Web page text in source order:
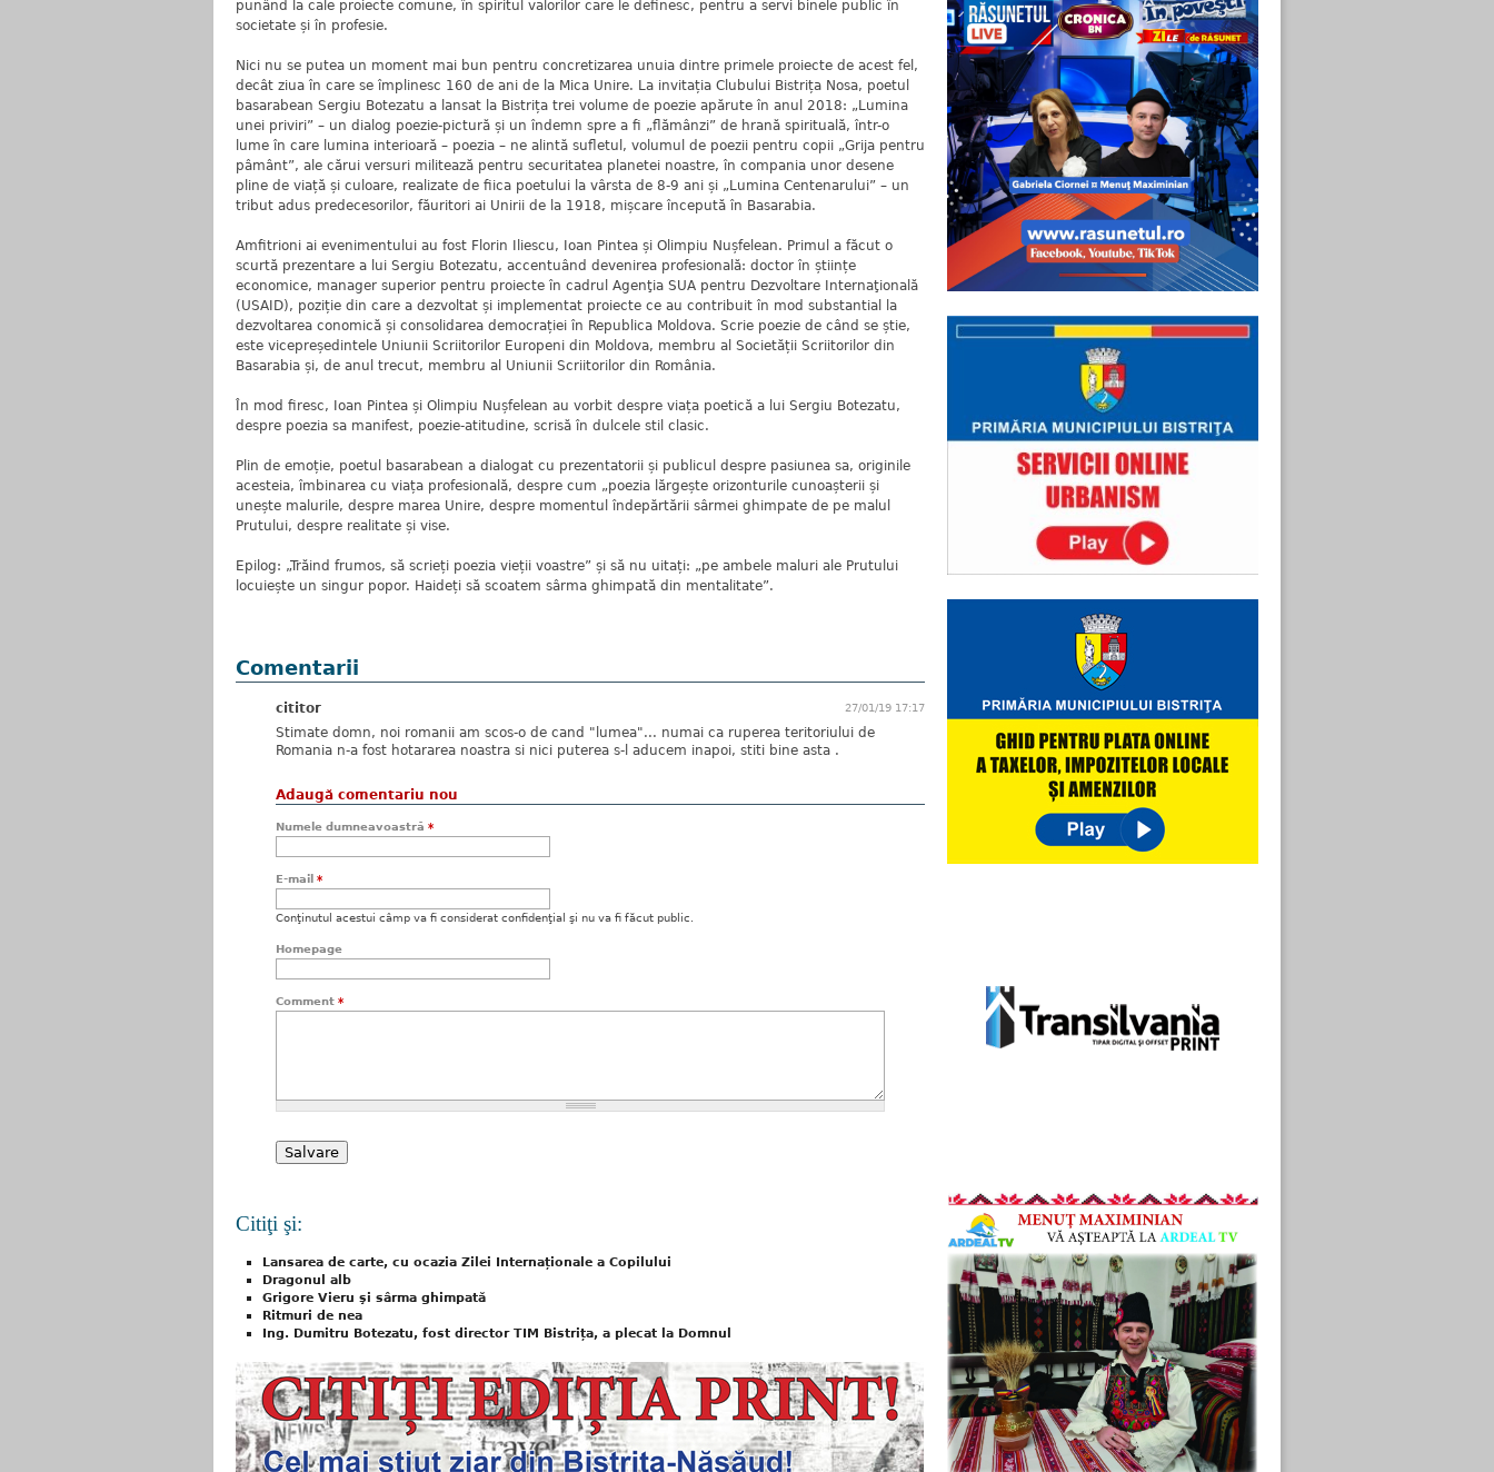
punând la cale proiecte comune, în spiritul valorilor care le definesc, pentru a servi binele public în
societate și în profesie.
Nici nu se putea un moment mai bun pentru concretizarea unuia dintre primele proiecte de acest fel,
decât ziua în care se împlinesc 160 de ani de la Mica Unire. La invitația Clubului Bistrița Nosa, poetul
basarabean Sergiu Botezatu a lansat la Bistrița trei volume de poezie apărute în anul 2018: „Lumina
unei priviri” – un dialog poezie-pictură și un îndemn spre a fi „flămânzi” de hrană spirituală, într-o
lume în care lumina interioară – poezia – ne alintă sufletul, volumul de poezii pentru copii „Grija pentru
pâmânt”, ale cărui versuri militează pentru securitatea planetei noastre, în compania unor desene
pline de viață și culoare, realizate de fiica poetului la vârsta de 8-9 ani și „Lumina Centenarului” – un
tribut adus predecesorilor, făuritori ai Unirii de la 1918, mișcare începută în Basarabia.
Amfitrioni ai evenimentului au fost Florin Iliescu, Ioan Pintea și Olimpiu Nușfelean. Primul a făcut o
scurtă prezentare a lui Sergiu Botezatu, accentuând devenirea profesională: doctor în științe
economice, manager superior pentru proiecte în cadrul Agenţia SUA pentru Dezvoltare Internaţională
(USAID), poziție din care a dezvoltat și implementat proiecte ce au contribuit în mod substantial la
dezvoltarea conomică și consolidarea democrației în Republica Moldova. Scrie poezie de când se știe,
este vicepreședintele Uniunii Scriitorilor Europeni din Moldova, membru al Societății Scriitorilor din
Basarabia și, de anul trecut, membru al Uniunii Scriitorilor din România.
În mod firesc, Ioan Pintea și Olimpiu Nușfelean au vorbit despre viața poetică a lui Sergiu Botezatu,
despre poezia sa manifest, poezie-atitudine, scrisă în dulcele stil clasic.
Plin de emoție, poetul basarabean a dialogat cu prezentatorii și publicul despre pasiunea sa, originile
acesteia, îmbinarea cu viața profesională, despre cum „poezia lărgește orizonturile cunoașterii și
unește malurile, despre marea Unire, despre momentul îndepărtării sârmei ghimpate de pe malul
Prutului, despre realitate și vise.
Epilog: „Trăind frumos, să scrieți poezia vieții voastre” și să nu uitați: „pe ambele maluri ale Prutului
locuiește un singur popor. Haideți să scoatem sârma ghimpată din mentalitate”.
Comentarii
27/01/19 17:17
cititor
Stimate domn, noi romanii am scos-o de cand "lumea"... numai ca ruperea teritoriului de
Romania n-a fost hotararea noastra si nici puterea s-l aducem inapoi, stiti bine asta .
Adaugă comentariu nou
Numele dumneavoastră *
E-mail *
Conţinutul acestui câmp va fi considerat confidenţial şi nu va fi făcut public.
Homepage
Comment *
Citiţi şi:
Lansarea de carte, cu ocazia Zilei Internaționale a Copilului
Dragonul alb
Grigore Vieru şi sârma ghimpată
Ritmuri de nea
Ing. Dumitru Botezatu, fost director TIM Bistrița, a plecat la Domnul